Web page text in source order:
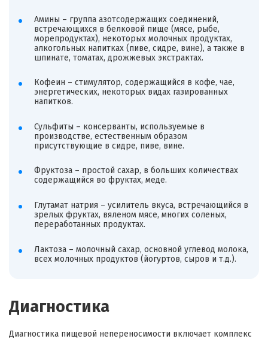
Амины – группа азотсодержащих соединений,
встречающихся в белковой пище (мясе, рыбе,
морепродуктах), некоторых молочных продуктах,
алкогольных напитках (пиве, сидре, вине), а также в
шпинате, томатах, дрожжевых экстрактах.
Кофеин – стимулятор, содержащийся в кофе, чае,
энергетических, некоторых видах газированных
напитков.
Сульфиты – консерванты, используемые в
производстве, естественным образом
присутствующие в сидре, пиве, вине.
Фруктоза – простой сахар, в больших количествах
содержащийся во фруктах, меде.
Глутамат натрия – усилитель вкуса, встречающийся в
зрелых фруктах, вяленом мясе, многих соленых,
переработанных продуктах.
Лактоза – молочный сахар, основной углевод молока,
всех молочных продуктов (йогуртов, сыров и т.д.).
Диагностика
Диагностика пищевой непереносимости включает комплекс